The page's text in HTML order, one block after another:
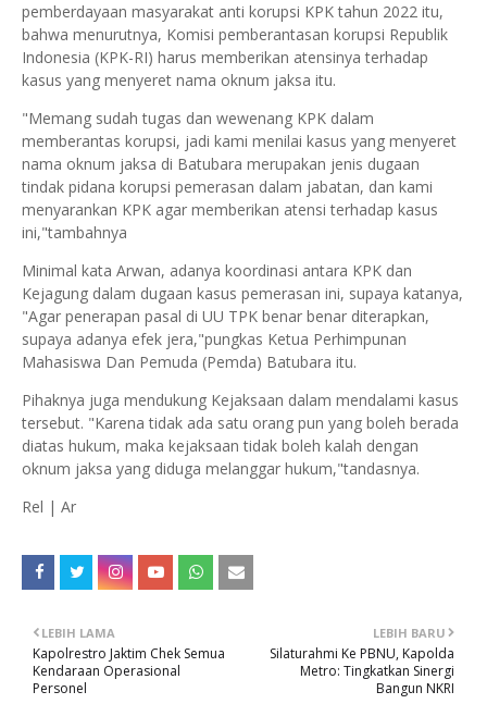
pemberdayaan masyarakat anti korupsi KPK tahun 2022 itu,
bahwa menurutnya, Komisi pemberantasan korupsi Republik
Indonesia (KPK-RI) harus memberikan atensinya terhadap
kasus yang menyeret nama oknum jaksa itu.
"Memang sudah tugas dan wewenang KPK dalam
memberantas korupsi, jadi kami menilai kasus yang menyeret
nama oknum jaksa di Batubara merupakan jenis dugaan
tindak pidana korupsi pemerasan dalam jabatan, dan kami
menyarankan KPK agar memberikan atensi terhadap kasus
ini,"tambahnya
Minimal kata Arwan, adanya koordinasi antara KPK dan
Kejagung dalam dugaan kasus pemerasan ini, supaya katanya,
"Agar penerapan pasal di UU TPK benar benar diterapkan,
supaya adanya efek jera,"pungkas Ketua Perhimpunan
Mahasiswa Dan Pemuda (Pemda) Batubara itu.
Pihaknya juga mendukung Kejaksaan dalam mendalami kasus
tersebut. "Karena tidak ada satu orang pun yang boleh berada
diatas hukum, maka kejaksaan tidak boleh kalah dengan
oknum jaksa yang diduga melanggar hukum,"tandasnya.
Rel | Ar
LEBIH BARU
Silaturahmi Ke PBNU, Kapolda
Metro: Tingkatkan Sinergi
Bangun NKRI
LEBIH LAMA
Kapolrestro Jaktim Chek Semua
Kendaraan Operasional
Personel